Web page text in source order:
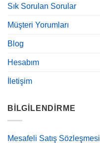
Sık Sorulan Sorular
Müşteri Yorumları
Blog
Hesabım
İletişim
BILGILENDIRME
Mesafeli Satış Sözleşmesi